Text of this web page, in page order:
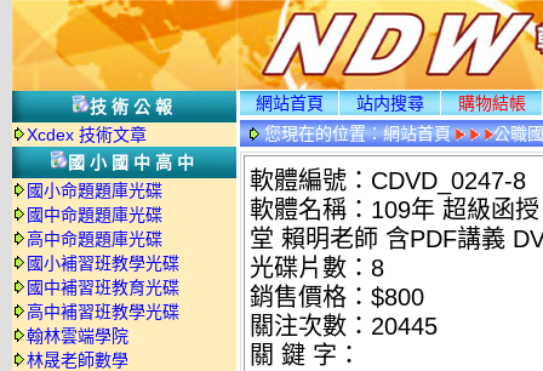
技術公報
Xcdex 技術文章
國小國中高中
國小命題題庫光碟
國中命題題庫光碟
高中命題題庫光碟
國小補習班教學光碟
國中補習班教育光碟
高中補習班教學光碟
翰林雲端學院
林晟老師數學
網站首頁 站内搜尋
購物結帳
您現在的位置：網站首頁
公職
光碟詳情
軟體編號：CDVD_0247-8
軟體名稱：109年 超級函
堂 賴明老師 含PDF講義
光碟片數：8
銷售價格：$800
關注次數： 20445
關 鍵 字：